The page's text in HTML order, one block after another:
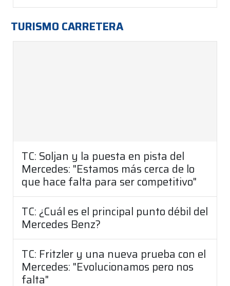
TURISMO CARRETERA
TC: Soljan y la puesta en pista del
Mercedes: "Estamos más cerca de lo
que hace falta para ser competitivo"
TC: ¿Cuál es el principal punto débil del
Mercedes Benz?
TC: Fritzler y una nueva prueba con el
Mercedes: "Evolucionamos pero nos
falta"